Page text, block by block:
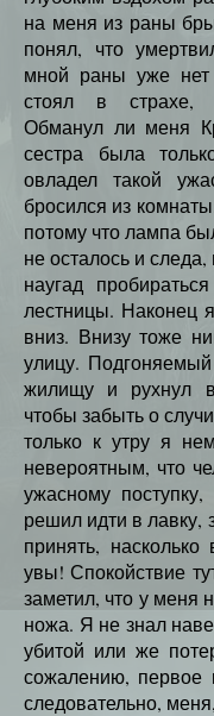
на меня из раны
понял, что
мной раны уже нет
стоял в страхе,
Обманул ли меня
сестра была
овладел такой
бросился из
потому что лампа
не осталось и
наугад
лестницы. Наконец
вниз. Внизу тоже
улицу.
жилищу и рухнул в
чтобы забыть о
только к утру я
невероятным, что
ужасному
решил идти в лавку,
принять,
увы! Спокойствие
заметил, что у меня
ножа. Я не знал
убитой или же
сожалению, первое
следовательно,